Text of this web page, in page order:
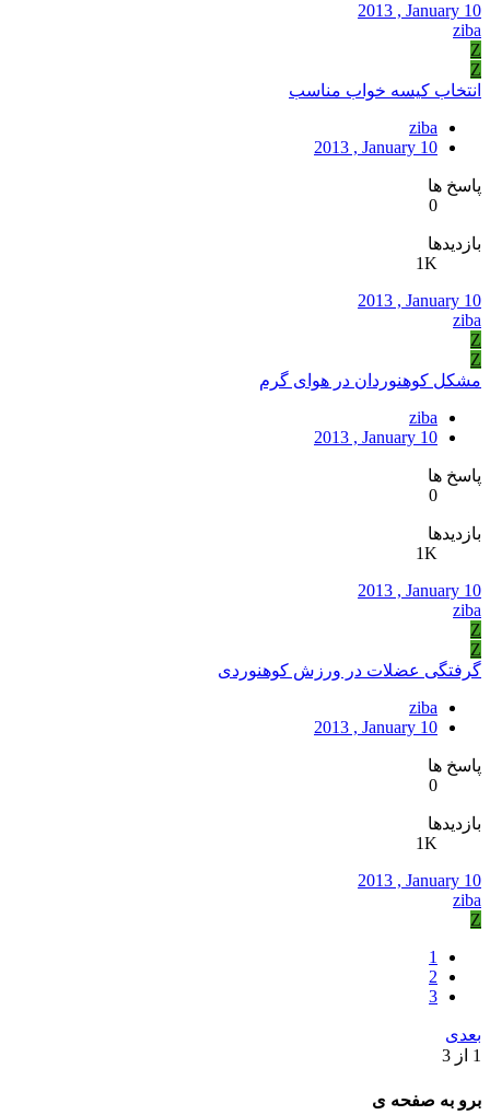
2013 , January 10
ziba
Z
Z
انتخاب كيسه خواب مناسب
ziba
2013 , January 10
پاسخ ها
0
بازدیدها
1K
2013 , January 10
ziba
Z
Z
مشکل کوهنوردان در هوای گرم
ziba
2013 , January 10
پاسخ ها
0
بازدیدها
1K
2013 , January 10
ziba
Z
Z
گرفتگی عضلات در ورزش کوهنوردی
ziba
2013 , January 10
پاسخ ها
0
بازدیدها
1K
2013 , January 10
ziba
Z
1
2
3
بعدی
1 از 3
برو به صفحه ی